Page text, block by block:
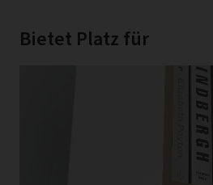
Bietet Platz für